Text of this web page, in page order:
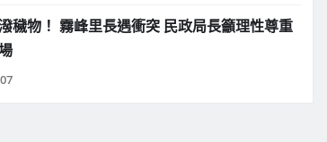
穢物！ 霧峰里長遇衝突 民政局長籲理性尊重